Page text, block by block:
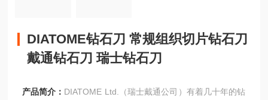
DIATOME钻石刀 常规组织切片钻石刀
戴通钻石刀 瑞士钻石刀
产品简介： DIATOME Ltd.（瑞士戴通公司）有着几十年的钻